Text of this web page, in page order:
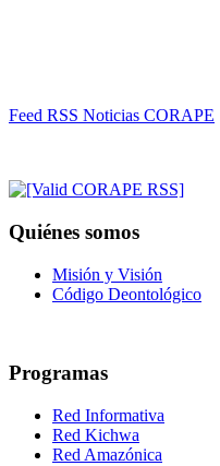
Feed RSS Noticias CORAPE
Quiénes somos
Misión y Visión
Código Deontológico
Programas
Red Informativa
Red Kichwa
Red Amazónica